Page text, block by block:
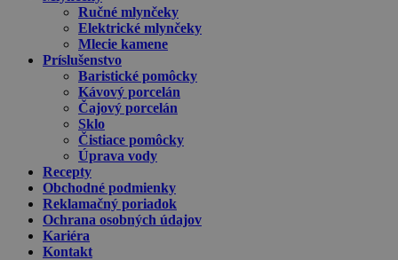
Ručné mlynčeky
Elektrické mlynčeky
Mlecie kamene
Príslušenstvo
Baristické pomôcky
Kávový porcelán
Čajový porcelán
Sklo
Čistiace pomôcky
Úprava vody
Recepty
Obchodné podmienky
Reklamačný poriadok
Ochrana osobných údajov
Kariéra
Kontakt